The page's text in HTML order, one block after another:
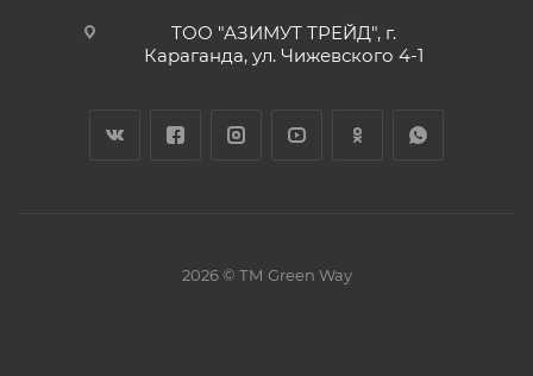
ТОО "АЗИМУТ ТРЕЙД", г.
Караганда, ул. Чижевского 4-1
2026 © ТМ Green Way